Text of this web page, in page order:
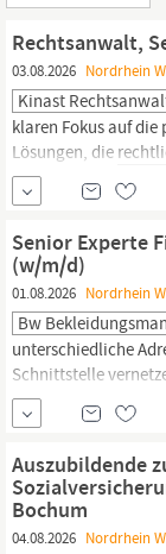
Rechtsanwalt,
03.08.2026 Nordrhein
Kinast
klaren Fokus auf die
Lösungen, die
langfristig
Rechtsanwält:innen,
technologische
Senior Experte
(w/m/d)
01.08.2026 Nordrhein
Bw
unterschiedliche
Schnittstelle
Stakeholder,
Accounting,
IT und sichern so
Auszubildende
Bochum
04.08.2026 Nordrhein